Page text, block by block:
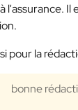
l'assurance. Il
pour la
bonne